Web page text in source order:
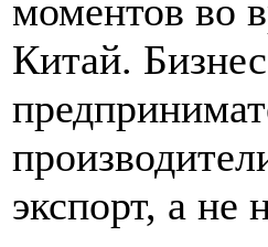
моментов во
Китай.
экспорт, а не